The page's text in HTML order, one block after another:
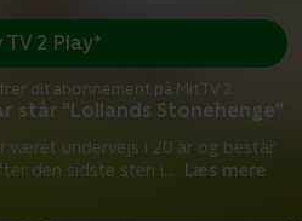
står "Lollands Stonehenge"
været undervejs i 20 år og består
den sidste sten i... Læs mere
TV 2 Play*
dit abonnement på Mit TV 2.